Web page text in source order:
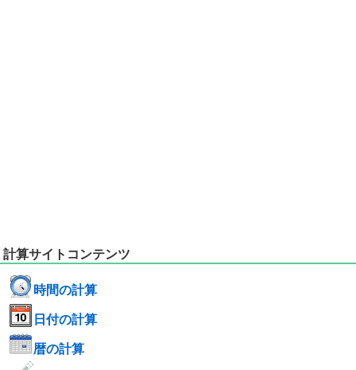
計算サイトコンテンツ
時間の計算
日付の計算
暦の計算